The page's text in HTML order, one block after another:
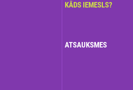
KĀDS IEMESLS?
ATSAUKSMES